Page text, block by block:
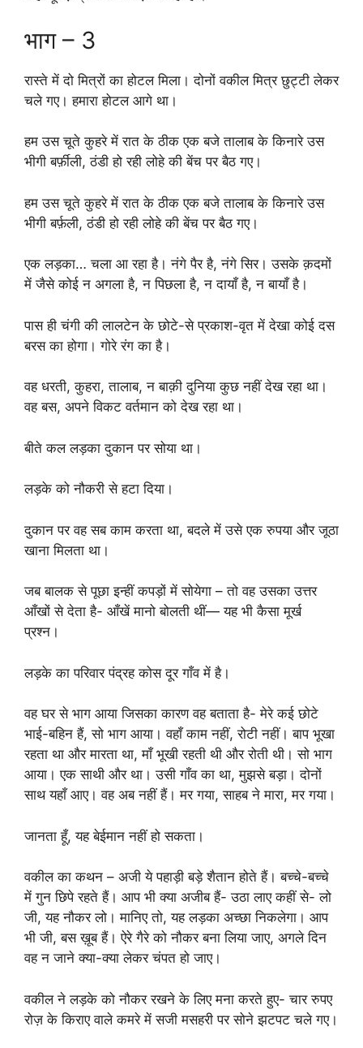
भाग – 3
रास्ते में दो मित्रों का होटल मिला। दोनों वकील मित्र छुट्टी लेकर
चले गए। हमारा होटल आगे था।
हम उस चूते कुहरे में रात के ठीक एक बजे तालाब के किनारे उस
भीगी बर्फ़ीली, ठंडी हो रही लोहे की बेंच पर बैठ गए।
हम उस चूते कुहरे में रात के ठीक एक बजे तालाब के किनारे उस
भीगी बर्फ़ली, ठंडी हो रही लोहे की बेंच पर बैठ गए।
एक लड़का… चला आ रहा है। नंगे पैर है, नंगे सिर। उसके क़दमों
में जैसे कोई न अगला है, न पिछला है, न दायाँ है, न बायाँ है।
पास ही चंगी की लालटेन के छोटे-से प्रकाश-वृत में देखा कोई दस
बरस का होगा। गोरे रंग का है।
वह धरती, कुहरा, तालाब, न बाक़ी दुनिया कुछ नहीं देख रहा था।
वह बस, अपने विकट वर्तमान को देख रहा था।
बीते कल लड़का दुकान पर सोया था।
लड़के को नौकरी से हटा दिया।
दुकान पर वह सब काम करता था, बदले में उसे एक रुपया और जूठा
खाना मिलता था।
जब बालक से पूछा इन्हीं कपड़ों में सोयेगा – तो वह उसका उत्तर
आँखों से देता है- आँखें मानो बोलती थीं— यह भी कैसा मूर्ख
प्रश्न।
लड़के का परिवार पंद्रह कोस दूर गाँव में है।
वह घर से भाग आया जिसका कारण वह बताता है- मेरे कई छोटे
भाई-बहिन हैं, सो भाग आया। वहाँ काम नहीं, रोटी नहीं। बाप भूखा
रहता था और मारता था, माँ भूखी रहती थी और रोती थी। सो भाग
आया। एक साथी और था। उसी गाँव का था, मुझसे बड़ा। दोनों
साथ यहाँ आए। वह अब नहीं हैं। मर गया, साहब ने मारा, मर गया।
जानता हूँ, यह बेईमान नहीं हो सकता।
वकील का कथन – अजी ये पहाड़ी बड़े शैतान होते हैं। बच्चे-बच्चे
में गुन छिपे रहते हैं। आप भी क्या अजीब हैं- उठा लाए कहीं से- लो
जी, यह नौकर लो। मानिए तो, यह लड़का अच्छा निकलेगा। आप
भी जी, बस ख़ूब हैं। ऐरे गैरे को नौकर बना लिया जाए, अगले दिन
वह न जाने क्या-क्या लेकर चंपत हो जाए।
वकील ने लड़के को नौकर रखने के लिए मना करते हुए- चार रुपए
रोज़ के किराए वाले कमरे में सजी मसहरी पर सोने झटपट चले गए।